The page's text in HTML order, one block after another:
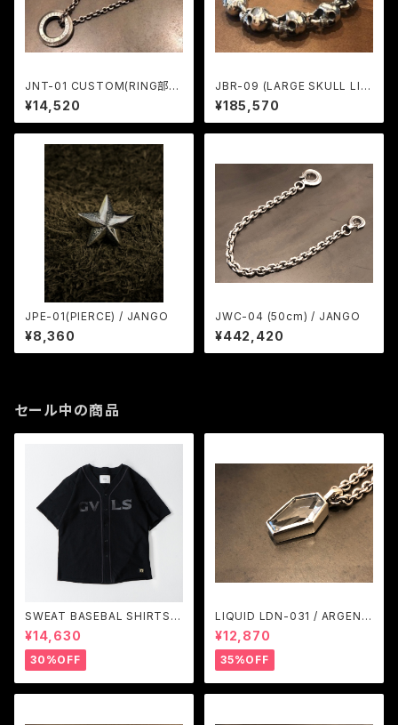
JNT-01 CUSTOM(RING部の
み・両面刻印) / JANGO
¥14,520
JBR-09 (LARGE SKULL LIN
K BRACELET) / JANGO
¥185,570
JPE-01(PIERCE) / JANGO
¥8,360
JWC-04 (50cm) / JANGO
¥442,420
セール中の商品
SWEAT BASEBAL SHIRTS
(BLACK) / GAVIAL
¥14,630
30%OFF
LIQUID LDN-031 / ARGENT
GLEAM
¥12,870
35%OFF